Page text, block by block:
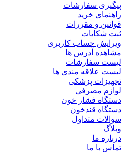
پیگیری سفارشات
راهنمای خرید
قوانین و مقررات
ثبت شکایات
ویرایش حساب کاربری
مشاهده آدرس ها
لیست سفارشات
لیست علاقه مندی ها
تجهیزات پزشکی
لوازم مصرفی
دستگاه فشار خون
دستگاه قندخون
سوالات متداول
وبلاگ
درباره ما
تماس با ما